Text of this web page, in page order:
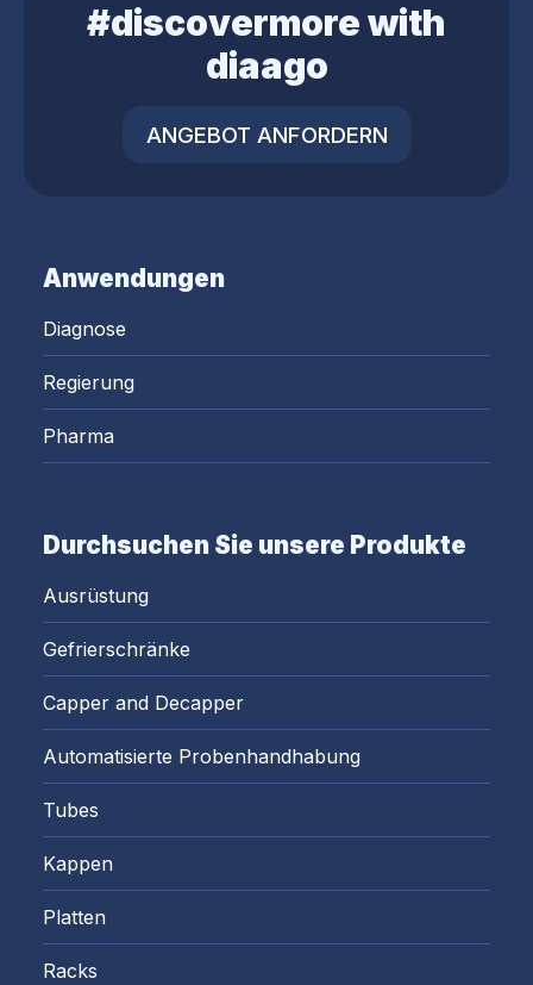
#discovermore with
diaago
ANGEBOT ANFORDERN
Anwendungen
Diagnose
Regierung
Pharma
Durchsuchen Sie unsere Produkte
Ausrüstung
Gefrierschränke
Capper and Decapper
Automatisierte Probenhandhabung
Tubes
Kappen
Platten
Racks